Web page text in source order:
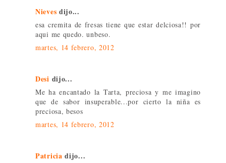
Nieves dijo...
esa cremita de fresas tiene que estar delciosa!! por
aqui me quedo. unbeso.
martes, 14 febrero, 2012
Desi dijo...
Me ha encantado la Tarta, preciosa y me imagino
que de sabor insuperable...por cierto la niña es
preciosa, besos
martes, 14 febrero, 2012
Patricia dijo...